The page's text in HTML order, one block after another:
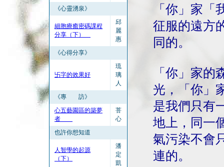
《心靈湧泉》
細胞療癒密碼課程
分享（下）
邱
麗
惠
《心得分享》
卐字的效果好
琉
璃
人
《專 訪》
心五藝園區的築夢
者
菩
心
也許你想知道
人智學的起源
（下）
潘
定
凱
「你」家
征服的遠方
同的。
「你」家
光，「你」
是我們只有
地上，同一
氣污染不會
連的。